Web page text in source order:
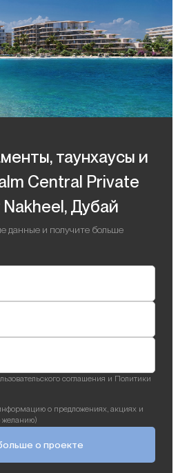
таунхаусы и
Central Private
Дубай
данные и получите больше
соглашения и Политики
о предложениях, акциях и
желанию)
о проекте